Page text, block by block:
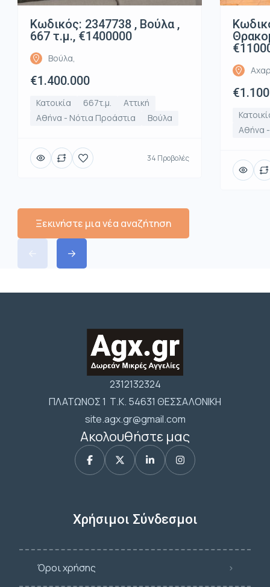
Κωδικός: 2347738 , Βούλα ,
667 τ.μ., €1400000
Βούλα,
€1.400.000
Κατοικία 667τ.μ.
Αττική
Αθήνα - Νότια Προάστια
Βούλα
34 Προβολές
Αθήνα
Ξεκινήστε μια νέα αναζήτηση
2312132324
ΠΛΑΤΩΝΟΣ 1 Τ.Κ. 54631 ΘΕΣΣΑΛΟΝΙΚΗ
site.agx.gr@gmail.com
Ακολουθήστε μας
Χρήσιμοι Σύνδεσμοι
Όροι χρήσης